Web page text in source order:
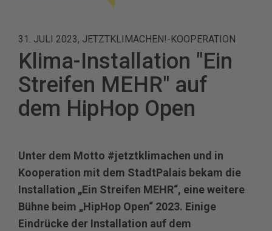
31. JULI 2023, JETZTKLIMACHEN!-KOOPERATION
Klima-Installation "Ein
Streifen MEHR" auf
dem HipHop Open
Unter dem Motto #jetztklimachen und in
Kooperation mit dem StadtPalais bekam die
Installation „Ein Streifen MEHR“, eine weitere
Bühne beim „HipHop Open“ 2023. Einige
Eindrücke der Installation auf dem